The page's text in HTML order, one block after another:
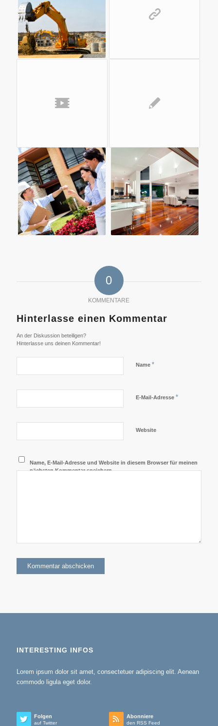
0
KOMMENTARE
Hinterlasse einen Kommentar
An der Diskussion beteiligen?
Hinterlasse uns deinen Kommentar!
Name *
E-Mail-Adresse *
Website
Name, E-Mail-Adresse und Website in diesem Browser für meinen
nächsten Kommentar speichern.
INTERESTING INFOS
Lorem ipsum dolor sit amet, consectetuer adipiscing elit. Aenean
commodo ligula eget dolor.
Folgen
auf Twitter
Abonniere
den RSS Feed